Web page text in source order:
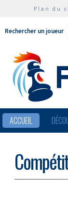
Plan du
Rechercher un joueur
ACCUEIL